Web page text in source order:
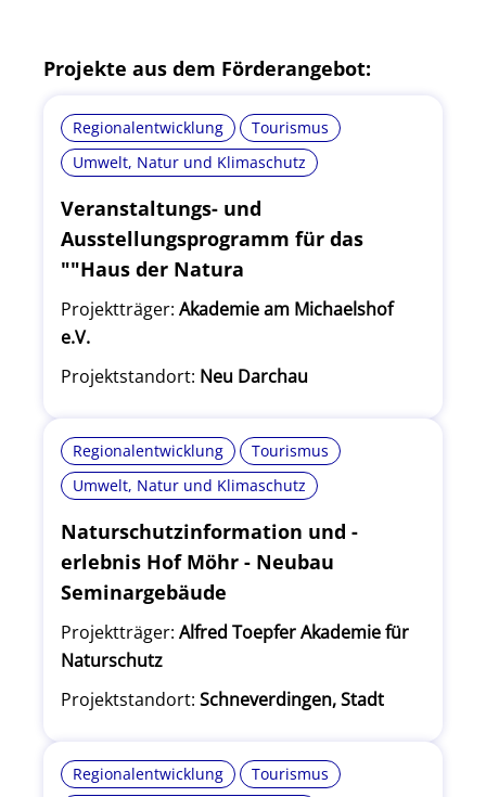
Projekte aus dem Förderangebot:
Regionalentwicklung
Tourismus
Umwelt, Natur und Klimaschutz
Veranstaltungs- und
Ausstellungsprogramm für das
""Haus der Natura
Projektträger: Akademie am Michaelshof
e.V.
Projektstandort: Neu Darchau
Regionalentwicklung
Tourismus
Umwelt, Natur und Klimaschutz
Naturschutzinformation und -
erlebnis Hof Möhr - Neubau
Seminargebäude
Projektträger: Alfred Toepfer Akademie für
Naturschutz
Projektstandort: Schneverdingen, Stadt
Regionalentwicklung
Tourismus